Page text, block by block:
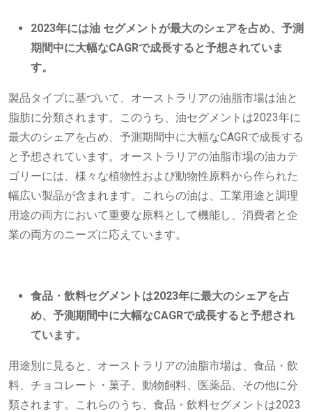
2023年には油 セグメントが最大のシェアを占め、予測
期間中に大幅なCAGRで成長すると予想されていま
す。
製品タイプに基づいて、オーストラリアの油脂市場は油と
脂肪に分類されます。このうち、油セグメントは2023年に
最大のシェアを占め、予測期間中に大幅なCAGRで成長する
と予想されています。オーストラリアの油脂市場の油カテ
ゴリーには、様々な植物性および動物性原料から作られた
幅広い製品が含まれます。これらの油は、工業用途と調理
用途の両方において重要な原料として機能し、消費者と企
業の両方のニーズに応えています。
食品・飲料セグメントは2023年に最大のシェアを占
め、予測期間中に大幅なCAGRで成長すると予想され
ています。
用途別に見ると、オーストラリアの油脂市場は、食品・飲
料、チョコレート・菓子、動物飼料、医薬品、その他に分
類されます。これらのうち、食品・飲料セグメントは2023